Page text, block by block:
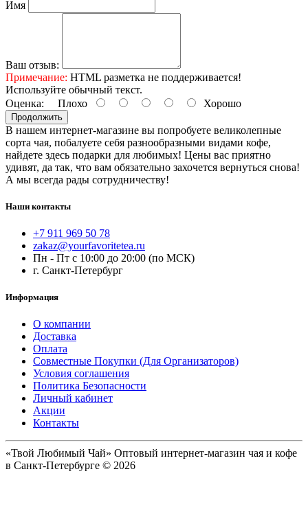
Имя
Ваш отзыв:
Примечание: HTML разметка не поддерживается!
Используйте обычный текст.
Оценка: Плохо Хорошо
Продолжить
В нашем интернет-магазине вы попробуете великолепные
сорта чая, побалуете себя разнообразными видами кофе,
найдете здесь подарки для любимых! Цены вас приятно
удивят, да так, что вам обязательно захочется вернуться снова!
А мы всегда рады сотрудничеству!
Наши контакты
+7 911 969 50 78
zakaz@yourfavoritetea.ru
Пн - Пт с 10:00 до 20:00 (по МСК)
г. Санкт-Петербург
Информация
О компании
Доставка
Оплата
Совместные Покупки (Для Организаторов)
Условия соглашения
Политика Безопасности
Личный кабинет
Акции
Контакты
«Твой Любимый Чай» Оптовый интернет-магазин чая и кофе
в Санкт-Петербурге © 2026